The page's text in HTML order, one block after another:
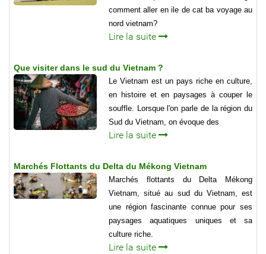
comment aller en ile de cat ba voyage au
nord vietnam?
Lire la suite
Que visiter dans le sud du Vietnam ?
Le Vietnam est un pays riche en culture,
en histoire et en paysages à couper le
souffle. Lorsque l'on parle de la région du
Sud du Vietnam, on évoque des
Lire la suite
Marchés Flottants du Delta du Mékong Vietnam
Marchés flottants du Delta Mékong
Vietnam, situé au sud du Vietnam, est
une région fascinante connue pour ses
paysages aquatiques uniques et sa
culture riche.
Lire la suite